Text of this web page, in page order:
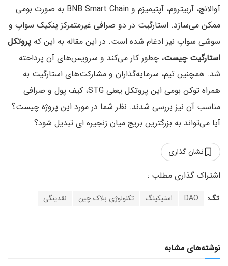
آوالانچ، آربیتروم،‌ آپتیمیزم و BNB Smart Chain به صورت بومی
ممکن می‌سازد. استارگیت در دو صرافی غیرمتمرکز پنکیک سواپ و
سوشی سواپ نیز ادغام شده است. در این مقاله به این که پروتکل
استارگیت چیست،‌ چطور کار می‌کند و سرویس‌های آن پرداخته
شد. همچنین تیم، سرمایه‌گذاران و مشارکت‌های استارگیت به
همراه توکن بومی این پروتکل یعنی STG، کیف پول و صرافی
مناسب آن نیز بررسی شدند. نظر شما در مورد این پروژه چیست؟
آیا می‌تواند به بزرگترین بریج میان زنجیره ای تبدیل شود؟
نشان گذاری
تگ: DAO استیکینگ تکنولوژی بلاک چین نقدینگی
نوشته‌های مشابه